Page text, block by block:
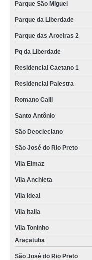
Parque São Miguel
Parque da Liberdade
Parque das Aroeiras 2
Pq da Liberdade
Residencial Caetano 1
Residencial Palestra
Romano Calil
Santo Antônio
São Deocleciano
São José do Rio Preto
VIla Elmaz
Vila Anchieta
Vila Ideal
Vila Italia
Vila Toninho
Araçatuba
São José do Rio Preto